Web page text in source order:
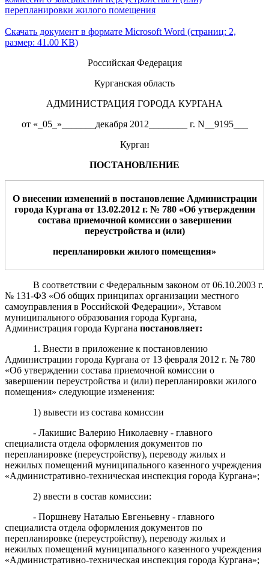
перепланировки жилого помещения
Скачать документ в формате Microsoft Word (страниц: 2,
размер: 41.00 KB)
Российская Федерация
Курганская область
АДМИНИСТРАЦИЯ ГОРОДА КУРГАНА
от «_05_»_______декабря 2012________ г. N__9195___
Курган
ПОСТАНОВЛЕНИЕ
О внесении изменений в постановление Администрации
города Кургана от 13.02.2012 г. № 780 «Об утверждении
состава приемочной комиссии о завершении
переустройства и (или)
перепланировки жилого помещения»
В соответствии с Федеральным законом от 06.10.2003 г.
№ 131-ФЗ «Об общих принципах организации местного
самоуправления в Российской Федерации», Уставом
муниципального образования города Кургана,
Администрация города Кургана постановляет:
1. Внести в приложение к постановлению
Администрации города Кургана от 13 февраля 2012 г. № 780
«Об утверждении состава приемочной комиссии о
завершении переустройства и (или) перепланировки жилого
помещения» следующие изменения:
1) вывести из состава комиссии
- Лакишис Валерию Николаевну - главного
специалиста отдела оформления документов по
перепланировке (переустройству), переводу жилых и
нежилых помещений муниципального казенного учреждения
«Административно-техническая инспекция города Кургана»;
2) ввести в состав комиссии:
- Поршневу Наталью Евгеньевну - главного
специалиста отдела оформления документов по
перепланировке (переустройству), переводу жилых и
нежилых помещений муниципального казенного учреждения
«Административно-техническая инспекция города Кургана»;